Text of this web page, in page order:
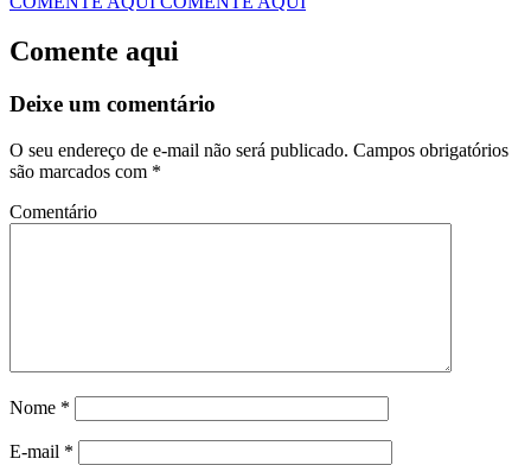
Comente aqui
Deixe um comentário
O seu endereço de e-mail não será publicado. Campos obrigatórios
são marcados com *
Comentário
Nome *
E-mail *